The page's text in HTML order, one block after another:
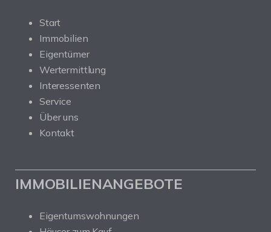
Start
Immobilien
Eigentümer
Wertermittlung
Interessenten
Service
Über uns
Kontakt
IMMOBILIENANGEBOTE
Eigentumswohnungen